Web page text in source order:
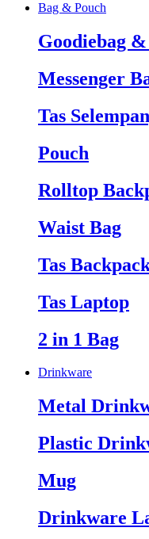
Bag & Pouch
Goodiebag
Messenger
Tas
Pouch
Rolltop
Waist Bag
Tas
Tas Laptop
2 in 1 Bag
Drinkware
Metal
Plastic
Mug
Drinkware